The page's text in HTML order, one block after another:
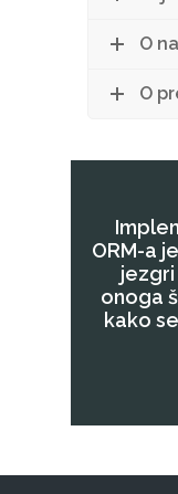
O
O
ORM-a
jezgri
onoga
kako